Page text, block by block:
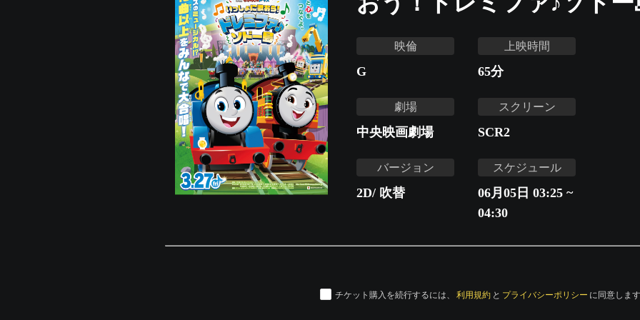
映倫
G
上映時間
65分
劇場
中央映画劇場
スクリーン
SCR2
バージョン
2D/ 吹替
スケジュール
06月05日 03:25 ~
04:30
チケット購入を続行するには、 利用規約 と プライバシーポリシー に同意します